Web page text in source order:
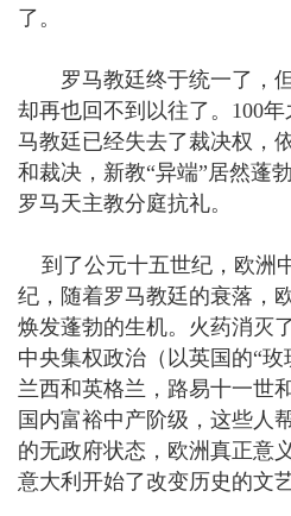
了。
罗马教廷终于统一了，但
却再也回不到以往了。100
马教廷已经失去了裁决权，
和裁决，新教“异端”居然蓬
罗马天主教分庭抗礼。
到了公元十五世纪，欧洲
纪，随着罗马教廷的衰落，
焕发蓬勃的生机。火药消灭
中央集权政治（以英国的“
兰西和英格兰，路易十一世
国内富裕中产阶级，这些人
的无政府状态，欧洲真正意
意大利开始了改变历史的文